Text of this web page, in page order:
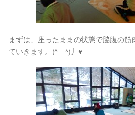
まずは、座ったままの状態で脇腹の筋
ていきます。(^＿^)丿♥